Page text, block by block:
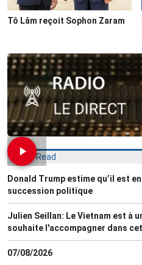
Tô Lâm reçoit Sophon Zaram
Most Read
Donald Trump estime qu’il est
succession politique
Julien Seillan: Le Vietnam est à
souhaite l'accompagner dans
07/08/2026